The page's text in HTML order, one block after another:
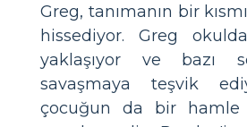
Greg, tanımanın bir
hissediyor. Greg
yaklaşıyor ve bazı
savaşmaya teşvik
çocuğun da bir hamle